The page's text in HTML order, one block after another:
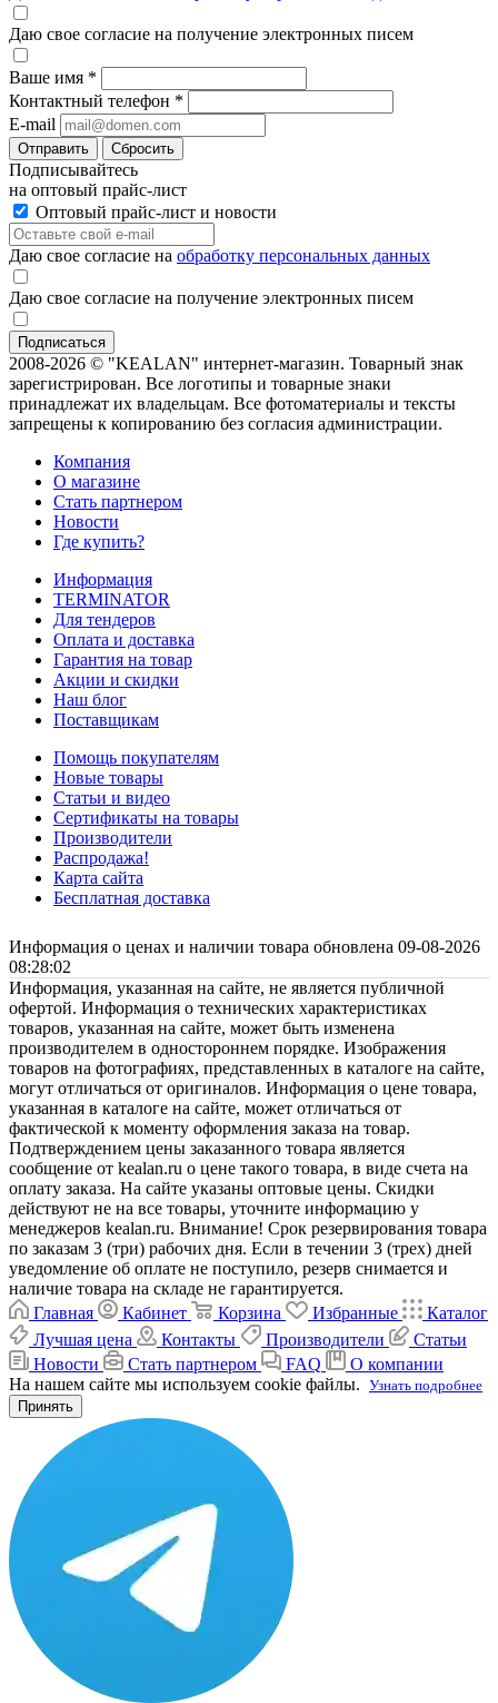
Даю свое согласие на получение электронных писем
Ваше имя *
Контактный телефон *
E-mail
Отправить Сбросить
Подписывайтесь
на оптовый прайс-лист
Оптовый прайс-лист и новости
Даю свое согласие на обработку персональных данных
Даю свое согласие на получение электронных писем
2008-2026 © "KEALAN" интернет-магазин. Товарный знак
зарегистрирован. Все логотипы и товарные знаки
принадлежат их владельцам. Все фотоматериалы и тексты
запрещены к копированию без согласия администрации.
Компания
О магазине
Стать партнером
Новости
Где купить?
Информация
TERMINATOR
Для тендеров
Оплата и доставка
Гарантия на товар
Акции и скидки
Наш блог
Поставщикам
Помощь покупателям
Новые товары
Статьи и видео
Сертификаты на товары
Производители
Распродажа!
Карта сайта
Бесплатная доставка
Информация о ценах и наличии товара обновлена 09-08-2026
08:28:02
Информация, указанная на сайте, не является публичной
офертой. Информация о технических характеристиках
товаров, указанная на сайте, может быть изменена
производителем в одностороннем порядке. Изображения
товаров на фотографиях, представленных в каталоге на сайте,
могут отличаться от оригиналов. Информация о цене товара,
указанная в каталоге на сайте, может отличаться от
фактической к моменту оформления заказа на товар.
Подтверждением цены заказанного товара является
сообщение от kealan.ru о цене такого товара, в виде счета на
оплату заказа. На сайте указаны оптовые цены. Скидки
действуют не на все товары, уточните информацию у
менеджеров kealan.ru. Внимание! Срок резервирования товара
по заказам 3 (три) рабочих дня. Если в течении 3 (трех) дней
уведомление об оплате не поступило, резерв снимается и
наличие товара на складе не гарантируется.
Главная
Кабинет Корзина Избранные
Каталог
Лучшая цена
Контакты Производители
Статьи
Новости
Стать партнером FAQ
О компании
На нашем сайте мы используем cookie файлы. Узнать подробнее
Принять